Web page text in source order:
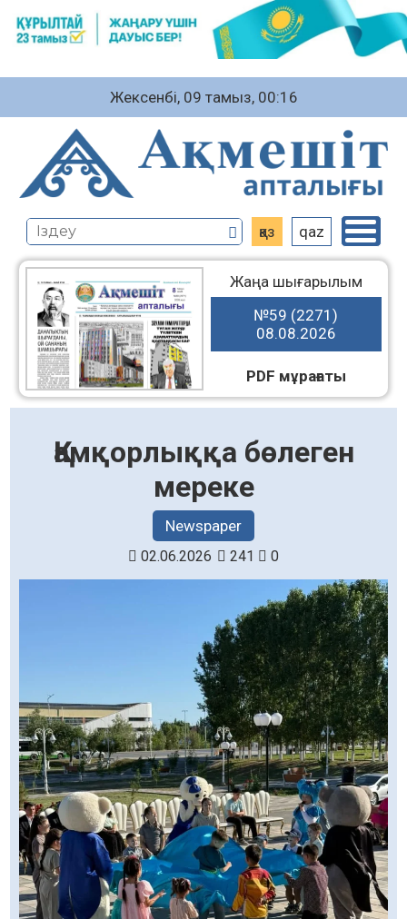
Жексенбі, 09 тамыз, 00:16
қаз qaz
Жаңа шығарылым
№59 (2271)
08.08.2026
PDF мұрағаты
Қамқорлыққа бөлеген
мереке
Newspaper
02.06.2026 241 0